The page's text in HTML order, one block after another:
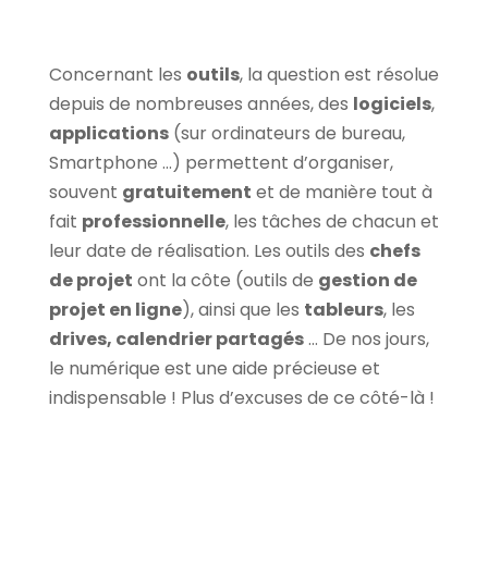
Concernant les outils, la question est résolue
depuis de nombreuses années, des logiciels,
applications(sur ordinateurs de bureau,
Smartphone …) permettent d’organiser,
souvent gratuitement et de manière tout à
fait professionnelle, les tâches de chacun et
leur date de réalisation. Les outils des chefs
de projet ont la côte (outils de gestion de
projet en ligne), ainsi que les tableurs, les
drives, calendrier partagés… De nos jours,
le numérique est une aide précieuse et
indispensable ! Plus d’excuses de ce côté-là !